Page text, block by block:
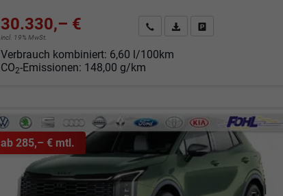
30.330,– €
incl. 19% MwSt.
Angebot anfordern
Fahrzeugexpose (PDF)
Verbrauch kombiniert: 6,60 l/100km
CO2-Emissionen: 148,00 g/km
ab 285,– € mtl.